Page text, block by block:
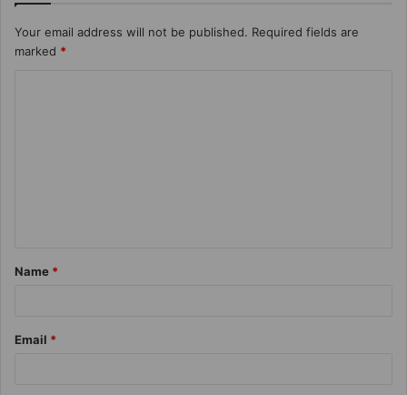
Your email address will not be published. Required fields are
marked *
Name *
Email *